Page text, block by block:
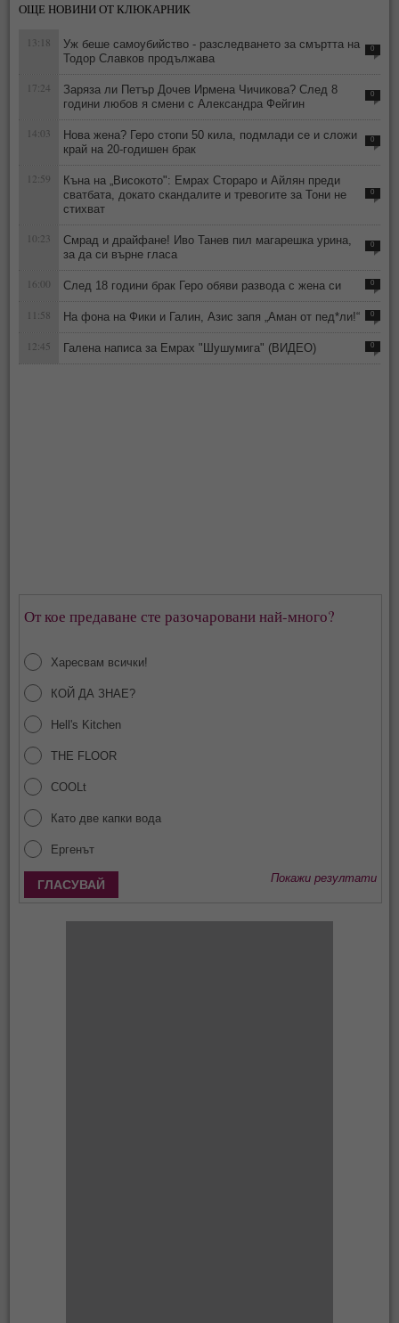
ОЩЕ НОВИНИ ОТ КЛЮКАРНИК
13:18
Уж беше самоубийство - разследването за смъртта на
Тодор Славков продължава
0
17:24
Заряза ли Петър Дочев Ирмена Чичикова? След 8
години любов я смени с Александра Фейгин
0
14:03
Нова жена? Геро стопи 50 кила, подмлади се и сложи
край на 20-годишен брак
0
12:59
Къна на „Високото": Емрах Стораро и Айлян преди
сватбата, докато скандалите и тревогите за Тони не
стихват
0
10:23
Смрад и драйфане! Иво Танев пил магарешка урина,
за да си върне гласа
0
16:00 След 18 години брак Геро обяви развода с жена си 0
11:58 На фона на Фики и Галин, Азис запя „Аман от пед*ли!“ 0
12:45 Галена написа за Емрах "Шушумига" (ВИДЕО) 0
От кое предаване сте разочаровани най-много?
Харесвам всички!
КОЙ ДА ЗНАЕ?
Hell's Kitchen
THE FLOOR
COOLt
Като две капки вода
Ергенът
Покажи резултати